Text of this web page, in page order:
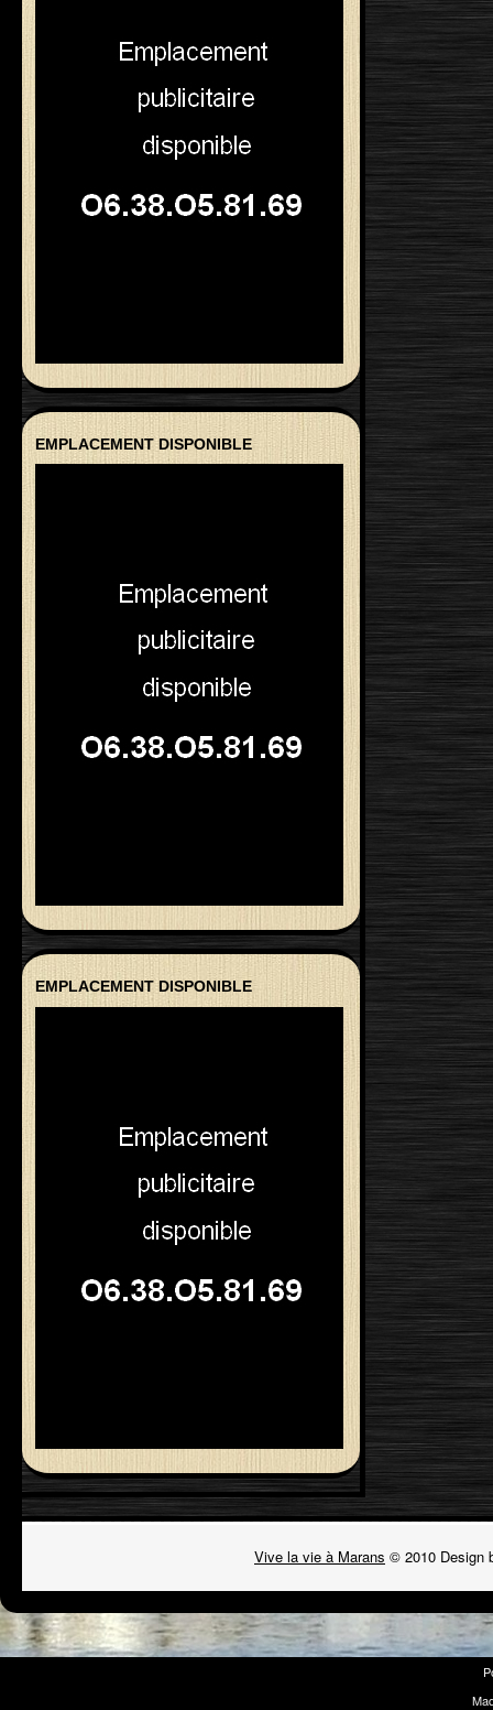
EMPLACEMENT DISPONIBLE
EMPLACEMENT DISPONIBLE
Vive la vie à Marans © 2010 Design